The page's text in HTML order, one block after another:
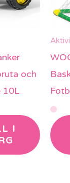
och
10L
I